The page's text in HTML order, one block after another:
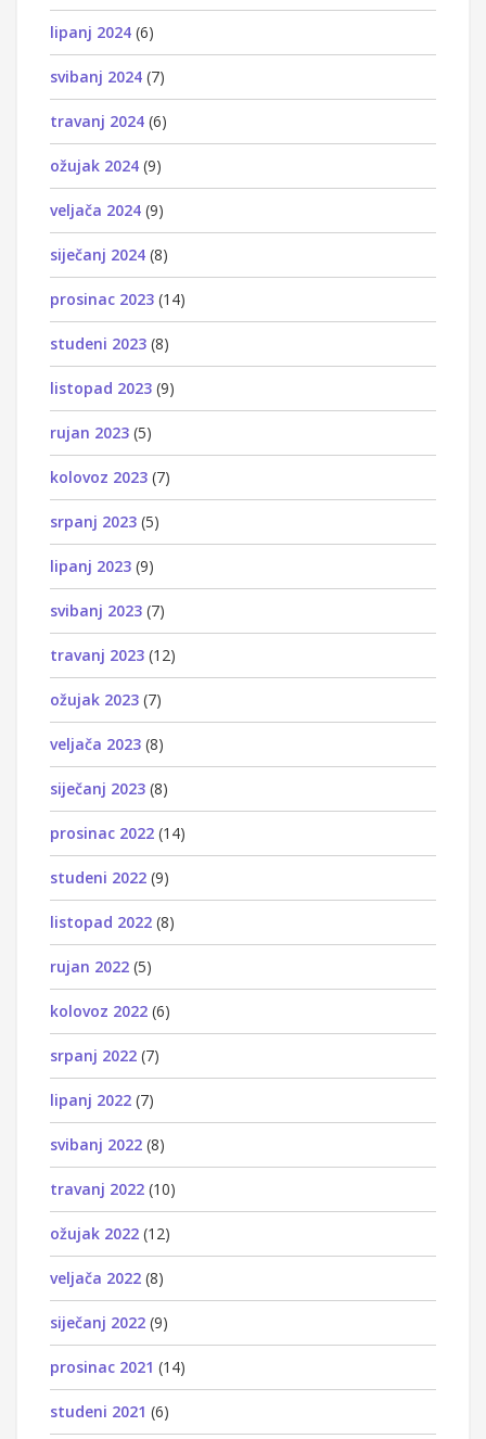
lipanj 2024 (6)
svibanj 2024 (7)
travanj 2024 (6)
ožujak 2024 (9)
veljača 2024 (9)
siječanj 2024 (8)
prosinac 2023 (14)
studeni 2023 (8)
listopad 2023 (9)
rujan 2023 (5)
kolovoz 2023 (7)
srpanj 2023 (5)
lipanj 2023 (9)
svibanj 2023 (7)
travanj 2023 (12)
ožujak 2023 (7)
veljača 2023 (8)
siječanj 2023 (8)
prosinac 2022 (14)
studeni 2022 (9)
listopad 2022 (8)
rujan 2022 (5)
kolovoz 2022 (6)
srpanj 2022 (7)
lipanj 2022 (7)
svibanj 2022 (8)
travanj 2022 (10)
ožujak 2022 (12)
veljača 2022 (8)
siječanj 2022 (9)
prosinac 2021 (14)
studeni 2021 (6)